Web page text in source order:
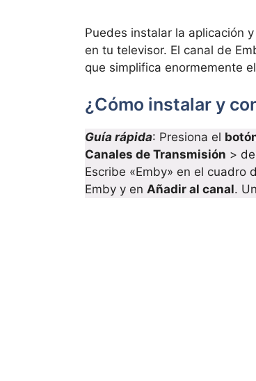
Puedes instalar la aplicación
en tu televisor. El canal de
que simplifica enormemente
¿Cómo instalar y
Guía rápida: Presiona el
Canales de Transmisión >
Escribe «Emby» en el cuadro
Emby y en Añadir al canal.